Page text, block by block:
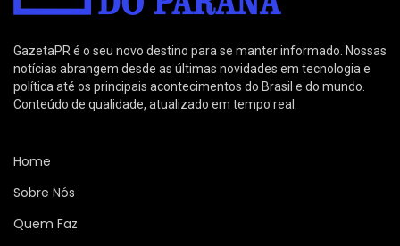
GazetaPR é o seu novo destino para se manter informado. Nossas
notícias abrangem desde as últimas novidades em tecnologia e
política até os principais acontecimentos do Brasil e do mundo.
Conteúdo de qualidade, atualizado em tempo real.
Home
Sobre Nós
Quem Faz